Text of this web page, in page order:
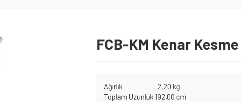
FCB-KM Kenar
Ağırlık
2,20 kg
Toplam Uzunluk 192,00 cm